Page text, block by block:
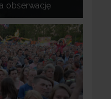
obserwację